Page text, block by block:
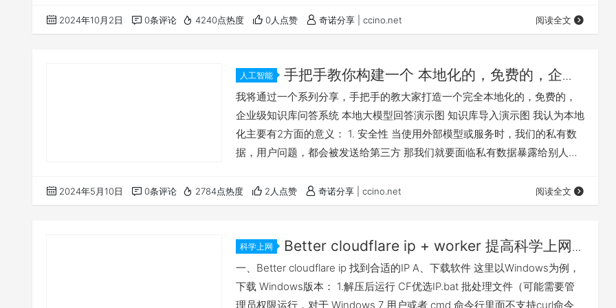
截止时间之前退单退款。 有些鸡贼的商家，使用流量超过 10G，就不给退单
退款，这种就别跑测速了。 测速脚本一跑，几十个 GB 就没了，到时候退不
2024年10月2日 0条评论 4240点热度 0人点赞 奇诺分享 | ccino.net 阅读全文
人工智能
手把手教你构建一个 本地化的，免费的，企业
级的，AI大模型知识库问答系统
我将通过一个系列分享，手把手的教大家打造一个完全本地化的，免费的，
企业级知识库问答系统 本地大模型回答演示图 知识库导入演示图 我认为本地
化主要有2方面的意义： 1. 安全性 当使用外部模型或服务时，我们的私有数
据，用户问题，都会被发送给第三方 那我们就要面临私有数据暴露给别人的
随着我们的业务发展，如果模型不能很好的满足我们需求的时候 我们可以很
方便的对本地模型其进行微调 以达到更好的适配 这样就既兼顾了安全，又兼
2024年5月10日 0条评论 2784点热度 2人点赞 奇诺分享 | ccino.net 阅读全文
科学上网
Better cloudflare ip + worker 提高科学上网
速度
一、Better cloudflare ip 找到合适的IP A、下载软件 这里以Windows为例，
下载 Windows版本： 1.解压后运行 CF优选IP.bat 批处理文件（可能需要管
理员权限运行，对于 Windows 7 用户或者 cmd 命令行里面不支持curl命令